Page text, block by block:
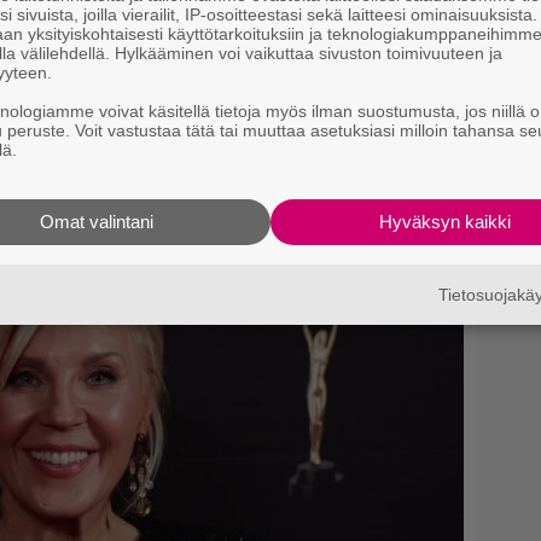
– eikä yksi
se tapahtui
sivuista, joilla vierailit, IP-osoitteestasi sekä laitteesi
yksityiskohtaisesti käyttötarkoituksiin ja teknologiakumppaneihimme
välilehdellä. Hylkääminen voi vaikuttaa sivuston toimivuuteen ja
voivat käsitellä tietoja myös ilman suostumusta, jos niillä
peruste. Voit vastustaa tätä tai muuttaa asetuksiasi milloin tahansa
Hyväksyn kaikki
Omat valintani